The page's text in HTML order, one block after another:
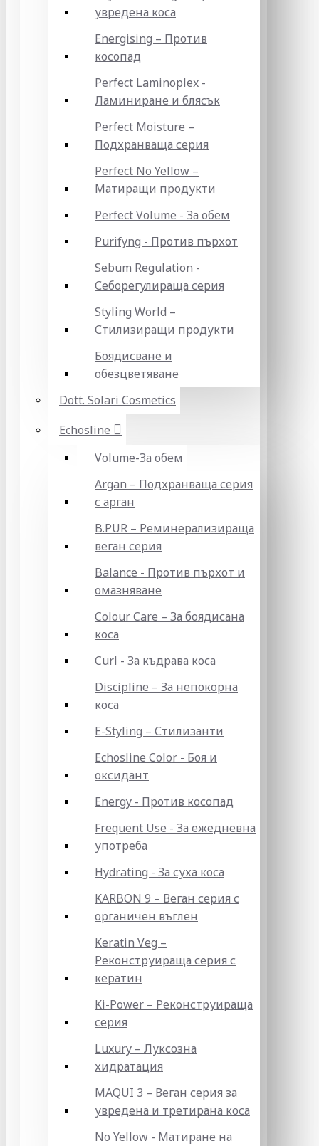
увредена коса
Energising – Против
косопад
Perfect Laminoplex -
Ламиниране и блясък
Perfect Moisture –
Подхранваща серия
Perfect No Yellow –
Матиращи продукти
Perfect Volume - За обем
Purifyng - Против пърхот
Sebum Regulation -
Себорегулираща серия
Styling World –
Стилизиращи продукти
Боядисване и
обезцветяване
Dott. Solari Cosmetics
Echosline
Volume-За обем
Argan – Подхранваща серия
с арган
B.PUR – Реминерализираща
веган серия
Balance - Против пърхот и
омазняване
Colour Care – За боядисана
коса
Curl - За къдрава коса
Discipline – За непокорна
коса
E-Styling – Стилизанти
Echosline Color - Боя и
оксидант
Energy - Против косопад
Frequent Use - За ежедневна
употреба
Hydrating - За суха коса
KARBON 9 – Веган серия с
органичен въглен
Keratin Veg –
Реконструираща серия с
кератин
Ki-Power – Реконструираща
серия
Luxury – Луксозна
хидратация
MAQUI 3 – Веган серия за
увредена и третирана коса
No Yellow - Матиране на